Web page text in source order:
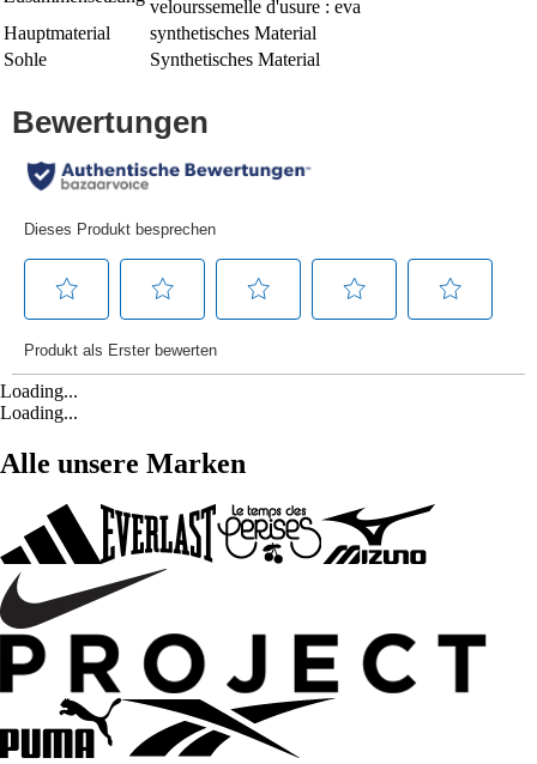
velourssemelle d'usure : eva
Hauptmaterial
synthetisches Material
Sohle
Synthetisches Material
Loading...
Loading...
Alle unsere Marken